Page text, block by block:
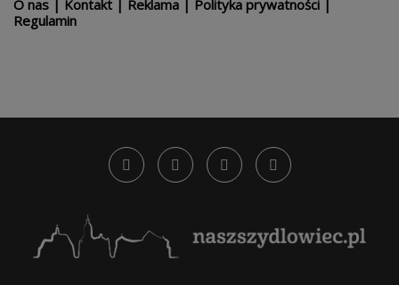
O nas | Kontakt | Reklama | Polityka prywatności |
Regulamin